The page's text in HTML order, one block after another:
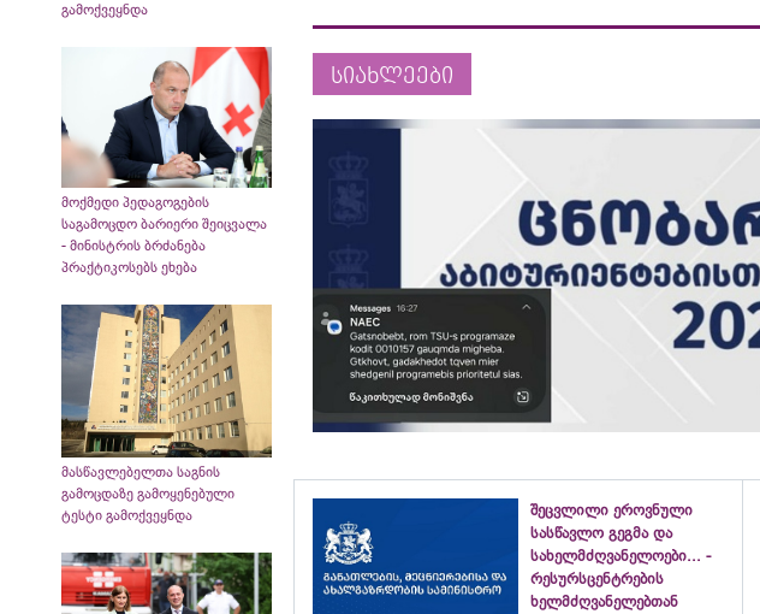
გამოქვეყნდა
მოქმედი პედაგოგების
საგამოცდო ბარიერი შეიცვალა
- მინისტრის ბრძანება
პრაქტიკოსებს ეხება
მასწავლებელთა საგნის
გამოცდაზე გამოყენებული
ტესტი გამოქვეყნდა
სიახლეები
შეცვლილი ეროვნული
სასწავლო გეგმა და
სახელმძღვანელოები... -
რესურსცენტრების
ხელმძღვანელებთან